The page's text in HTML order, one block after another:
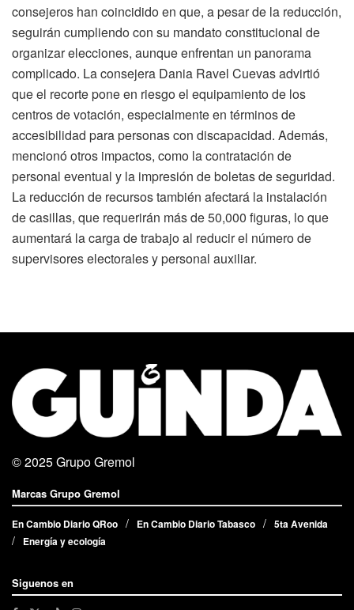
consejeros han coincidido en que, a pesar de la reducción,
seguirán cumpliendo con su mandato constitucional de
organizar elecciones, aunque enfrentan un panorama
complicado. La consejera Dania Ravel Cuevas advirtió
que el recorte pone en riesgo el equipamiento de los
centros de votación, especialmente en términos de
accesibilidad para personas con discapacidad. Además,
mencionó otros impactos, como la contratación de
personal eventual y la impresión de boletas de seguridad.
La reducción de recursos también afectará la instalación
de casillas, que requerirán más de 50,000 figuras, lo que
aumentará la carga de trabajo al reducir el número de
supervisores electorales y personal auxiliar.
© 2025Grupo Gremol
Marcas Grupo Gremol
En Cambio Diario QRoo En Cambio Diario Tabasco
5ta Avenida
Energía y ecología
Siguenos en